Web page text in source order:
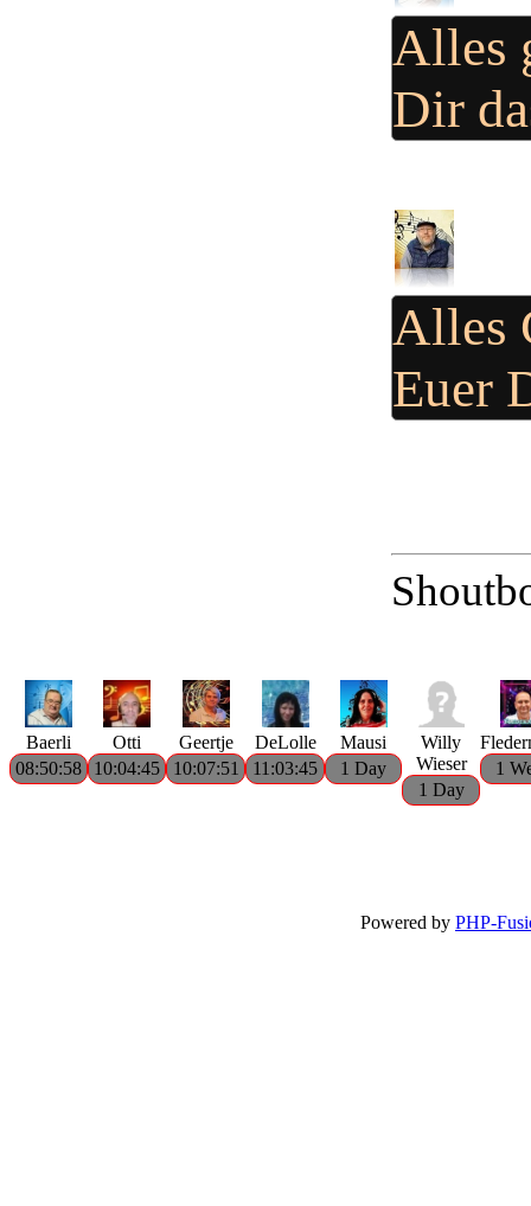
Alles
Dir
Alles
Euer
Baerli
08:50:58
Otti
10:04:45
Geertje
10:07:51
DeLolle
11:03:45
Mausi
1 Day
Willy
Wieser
1 Day
1
Powered by PHP-